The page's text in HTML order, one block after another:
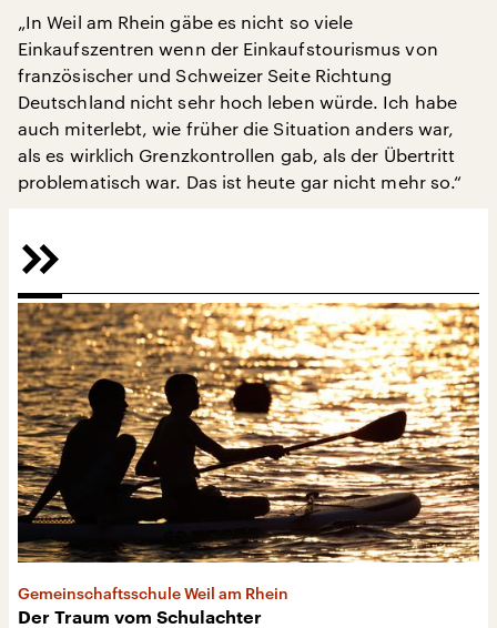
„In Weil am Rhein gäbe es nicht so viele
Einkaufszentren wenn der Einkaufstourismus von
französischer und Schweizer Seite Richtung
Deutschland nicht sehr hoch leben würde. Ich habe
auch miterlebt, wie früher die Situation anders war,
als es wirklich Grenzkontrollen gab, als der Übertritt
problematisch war. Das ist heute gar nicht mehr so.“
Gemeinschaftsschule Weil am Rhein
Der Traum vom Schulachter